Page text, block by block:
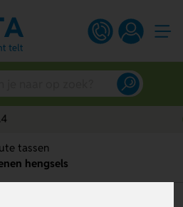
persoonlijke service
tassen
hengsels